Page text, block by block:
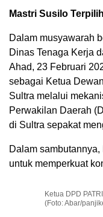
Mastri Susilo
Dalam musyawarah
Dinas Tenaga Kerja
Ahad, 23 Februari
sebagai Ketua
Sultra melalui
Perwakilan Daerah
di Sultra sepakat
Dalam
untuk memperkuat
Ketua DPD
(Foto: Abar/